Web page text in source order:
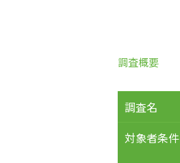
調査概要
調査名
対象者条件